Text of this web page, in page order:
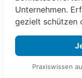
Unternehmen.
gezielt schützen
Praxiswissen